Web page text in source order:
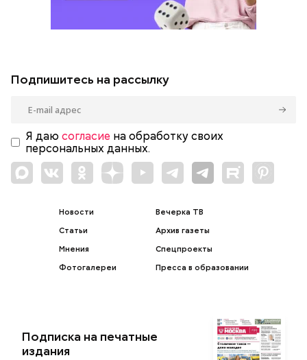
Подпишитесь на рассылку
Я даю согласие на обработку своих
персональных данных.
Новости
Статьи
Мнения
Фотогалереи
Вечерка ТВ
Архив газеты
Спецпроекты
Пресса в образовании
Подписка на печатные
издания